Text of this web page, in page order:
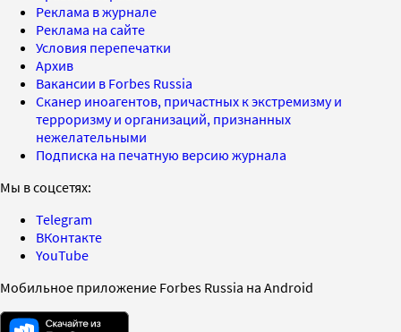
Реклама в журнале
Реклама на сайте
Условия перепечатки
Архив
Вакансии в Forbes Russia
Сканер иноагентов, причастных к экстремизму и
терроризму и организаций, признанных
нежелательными
Подписка на печатную версию журнала
Мы в соцсетях:
Telegram
ВКонтакте
YouTube
Мобильное приложение Forbes Russia на Android